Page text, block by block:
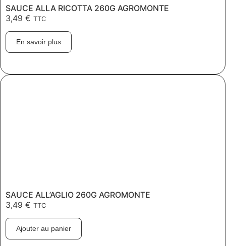
SAUCE ALLA RICOTTA 260G AGROMONTE
3,49 € TTC
En savoir plus
SAUCE ALL’AGLIO 260G AGROMONTE
3,49 € TTC
Ajouter au panier